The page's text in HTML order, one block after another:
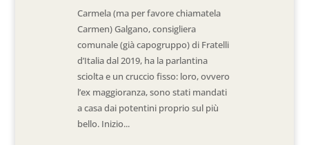
Carmela (ma per favore chiamatela
Carmen) Galgano, consigliera
comunale (già capogruppo) di Fratelli
d’Italia dal 2019, ha la parlantina
sciolta e un cruccio fisso: loro, ovvero
l’ex maggioranza, sono stati mandati
a casa dai potentini proprio sul più
bello. Inizio...